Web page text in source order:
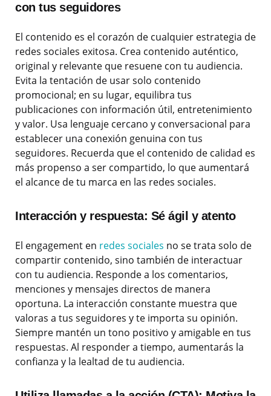
con tus seguidores
El contenido es el corazón de cualquier estrategia de
redes sociales exitosa. Crea contenido auténtico,
original y relevante que resuene con tu audiencia.
Evita la tentación de usar solo contenido
promocional; en su lugar, equilibra tus
publicaciones con información útil, entretenimiento
y valor. Usa lenguaje cercano y conversacional para
establecer una conexión genuina con tus
seguidores. Recuerda que el contenido de calidad es
más propenso a ser compartido, lo que aumentará
el alcance de tu marca en las redes sociales.
Interacción y respuesta: Sé ágil y atento
El engagement en redes sociales no se trata solo de
compartir contenido, sino también de interactuar
con tu audiencia. Responde a los comentarios,
menciones y mensajes directos de manera
oportuna. La interacción constante muestra que
valoras a tus seguidores y te importa su opinión.
Siempre mantén un tono positivo y amigable en tus
respuestas. Al responder a tiempo, aumentarás la
confianza y la lealtad de tu audiencia.